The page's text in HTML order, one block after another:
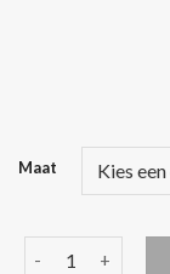
Maat